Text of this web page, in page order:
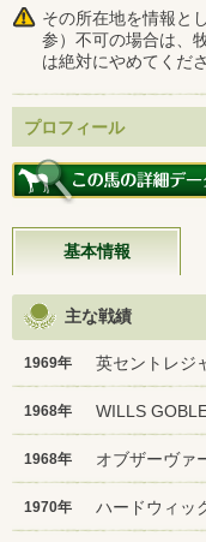
その所在地を情報と
参）不可の場合は、
は絶対にやめてくださ
プロフィール
基本情報
主な戦績
1969年 英セントレジ
1968年 WILLS
1968年 オブザーヴァ
1970年 ハードウィッ